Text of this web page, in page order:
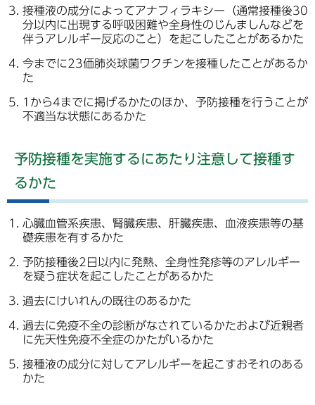
接種液の成分によってアナフィラキシー（通常接種後30
分以内に出現する呼吸困難や全身性のじんましんなどを
伴うアレルギー反応のこと）を起こしたことがあるかた
今までに23価肺炎球菌ワクチンを接種したことがあるか
た
1から4までに掲げるかたのほか、予防接種を行うことが
不適当な状態にあるかた
予防接種を実施するにあたり注意して接種す
るかた
心臓血管系疾患、腎臓疾患、肝臓疾患、血液疾患等の基
礎疾患を有するかた
予防接種後2日以内に発熱、全身性発疹等のアレルギー
を疑う症状を起こしたことがあるかた
過去にけいれんの既往のあるかた
過去に免疫不全の診断がなされているかたおよび近親者
に先天性免疫不全症のかたがいるかた
接種液の成分に対してアレルギーを起こすおそれのある
かた